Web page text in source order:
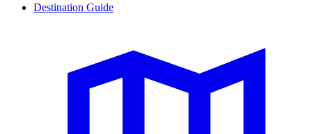
Destination Guide